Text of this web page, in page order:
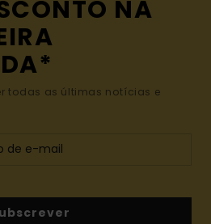
NA
todas as últimas notícias e